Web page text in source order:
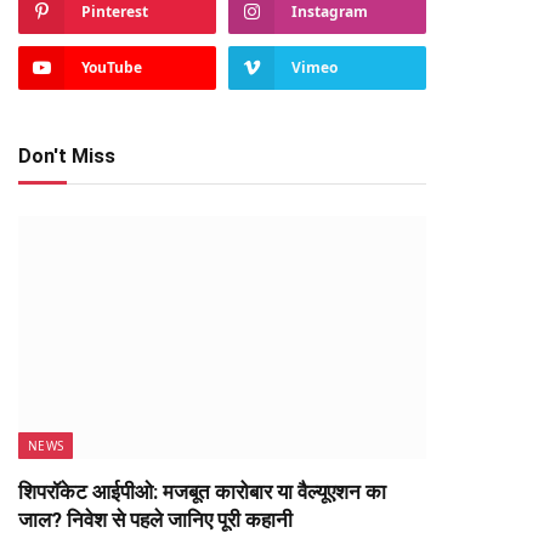
Pinterest Instagram
YouTube Vimeo
Don't Miss
NEWS
शिपरॉकेट आईपीओ: मजबूत कारोबार या वैल्यूएशन का
जाल? निवेश से पहले जानिए पूरी कहानी